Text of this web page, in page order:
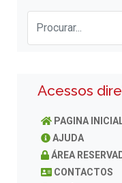
Acessos
PAGINA
AJUDA
ÁREA
CONTACTOS